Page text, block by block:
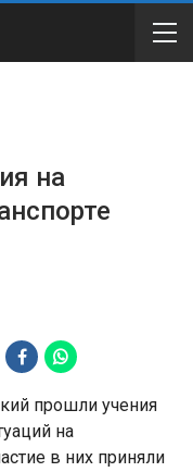
на
прошли учения
на
в них приняли